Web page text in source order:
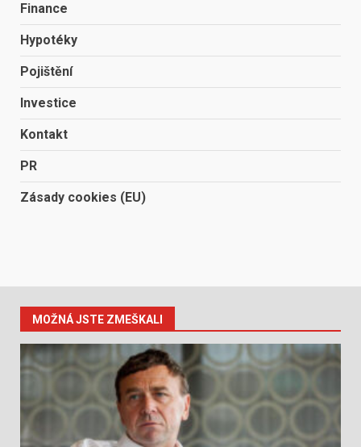
Finance
Hypotéky
Pojištění
Investice
Kontakt
PR
Zásady cookies (EU)
MOŽNÁ JSTE ZMEŠKALI